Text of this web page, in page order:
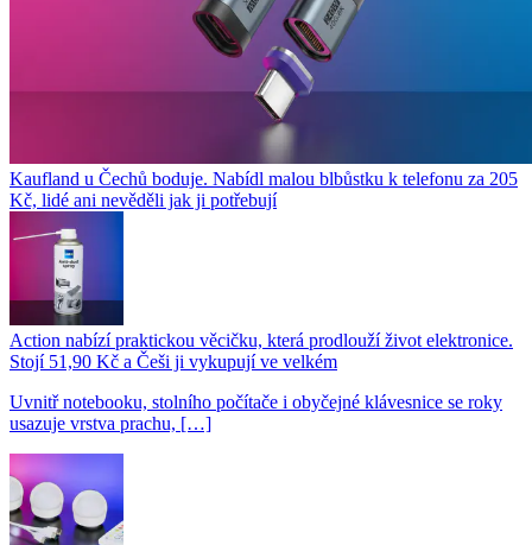
Kaufland u Čechů boduje. Nabídl malou blbůstku k telefonu za 205
Kč, lidé ani nevěděli jak ji potřebují
Action nabízí praktickou věcičku, která prodlouží život elektronice.
Stojí 51,90 Kč a Češi ji vykupují ve velkém
Uvnitř notebooku, stolního počítače i obyčejné klávesnice se roky
usazuje vrstva prachu, […]